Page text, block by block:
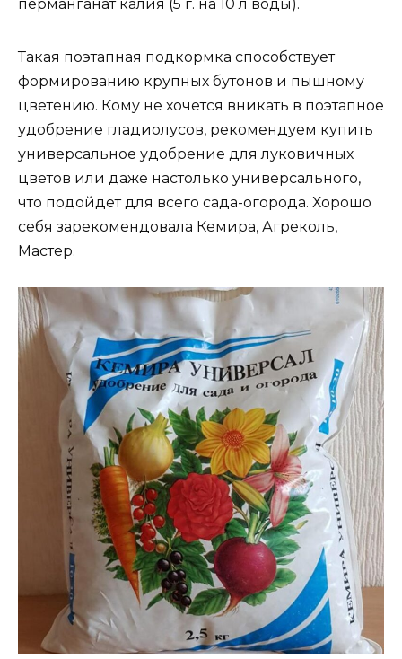
перманганат калия (5 г. на 10 л воды).
Такая поэтапная подкормка способствует
формированию крупных бутонов и пышному
цветению. Кому не хочется вникать в поэтапное
удобрение гладиолусов, рекомендуем купить
универсальное удобрение для луковичных
цветов или даже настолько универсального,
что подойдет для всего сада-огорода. Хорошо
себя зарекомендовала Кемира, Агреколь,
Мастер.